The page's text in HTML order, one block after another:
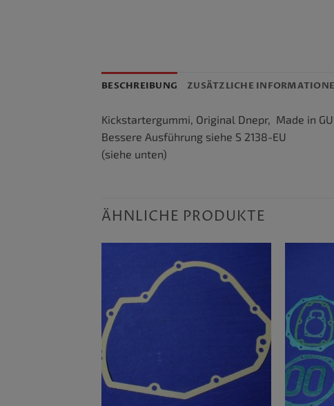
BESCHREIBUNG ZUSÄTZLICHE
Kickstartergummi, Original Dnepr, Made in
Bessere Ausführung siehe S 2138-EU
(siehe unten)
ÄHNLICHE PRODUKTE